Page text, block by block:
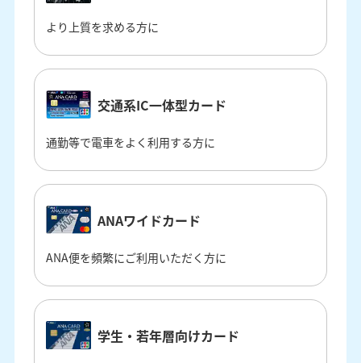
より上質を求める方に
交通系IC一体型カード
通勤等で電車をよく利用する方に
ANAワイドカード
ANA便を頻繁にご利用いただく方に
学生・若年層向けカード